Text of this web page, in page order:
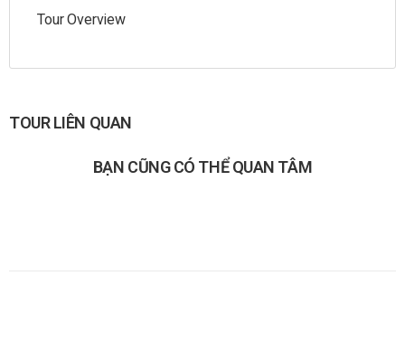
Tour Overview
TOUR LIÊN QUAN
BẠN CŨNG CÓ THỂ QUAN TÂM